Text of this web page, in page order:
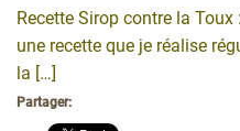
Recette Sirop contre la
une recette que je réalise
la […]
Partager: